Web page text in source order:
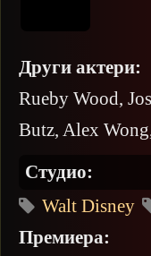
Други актери:
Rueby Wood,
Butz, Alex
Студио:
Walt Disney
Премиера: